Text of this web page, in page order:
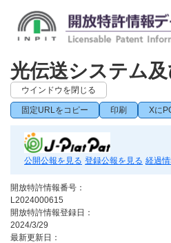
光伝送システム
ウインドウを閉じる
固定URLをコピー 印刷 Xに
公開公報を見る 登録公報を見る 経過
開放特許情報番号：
L2024000615
開放特許情報登録日：
2024/3/29
最新更新日：